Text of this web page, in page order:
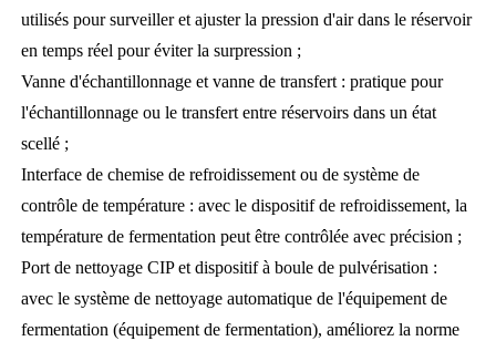
utilisés pour surveiller et ajuster la pression d'air dans le réservoir
en temps réel pour éviter la surpression ;
Vanne d'échantillonnage et vanne de transfert : pratique pour
l'échantillonnage ou le transfert entre réservoirs dans un état
scellé ;
Interface de chemise de refroidissement ou de système de
contrôle de température : avec le dispositif de refroidissement, la
température de fermentation peut être contrôlée avec précision ;
Port de nettoyage CIP et dispositif à boule de pulvérisation :
avec le système de nettoyage automatique de l'équipement de
fermentation (équipement de fermentation), améliorez la norme